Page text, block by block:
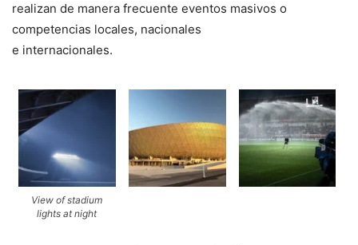
realizan de manera frecuente eventos masivos o
competencias locales, nacionales
e internacionales.
View of stadium
lights at night